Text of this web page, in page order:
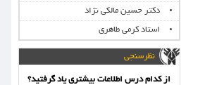
دکتر حسین مالکی نژاد
استاد کرمی طاهری
نظرسنجی
از کدام درس اطلاعات بیشتری یاد گرفتید؟